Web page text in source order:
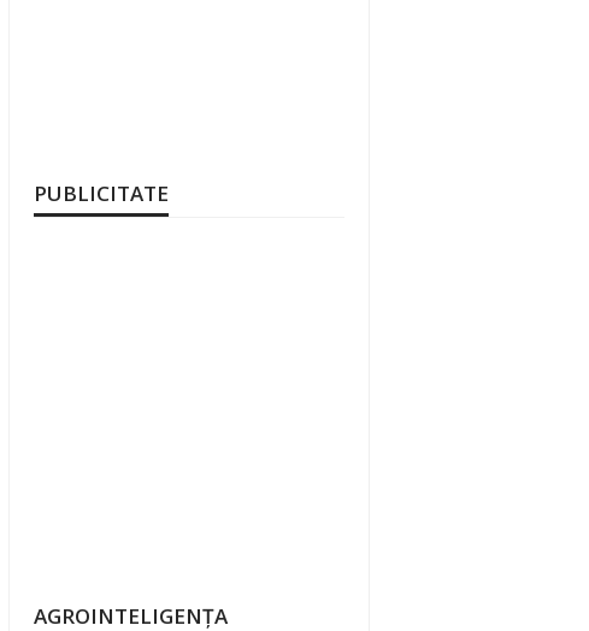
PUBLICITATE
AGROINTELIGENȚA